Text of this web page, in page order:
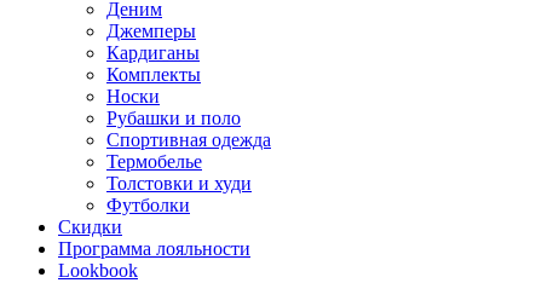
Деним
Джемперы
Кардиганы
Комплекты
Носки
Рубашки и поло
Спортивная одежда
Термобелье
Толстовки и худи
Футболки
Скидки
Программа лояльности
Lookbook